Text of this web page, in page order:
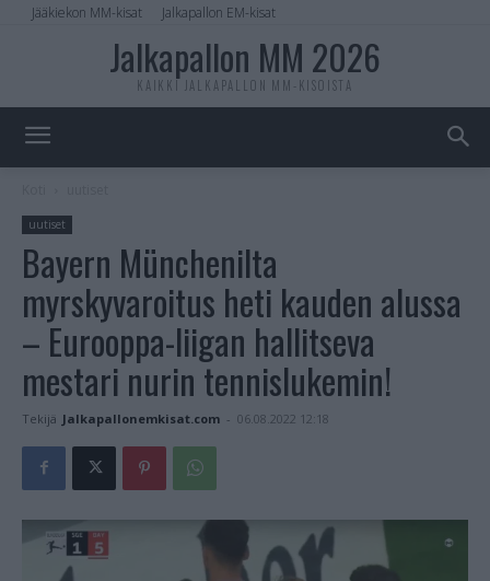
Jääkiekon MM-kisat Jalkapallon EM-kisat
Jalkapallon MM 2026
KAIKKI JALKAPALLON MM-KISOISTA
uutiset
Bayern Münchenilta
myrskyvaroitus heti kauden alussa
– Eurooppa-liigan hallitseva
mestari nurin tennislukemin!
Tekijä Jalkapallonemkisat.com - 06.08.2022 12:18